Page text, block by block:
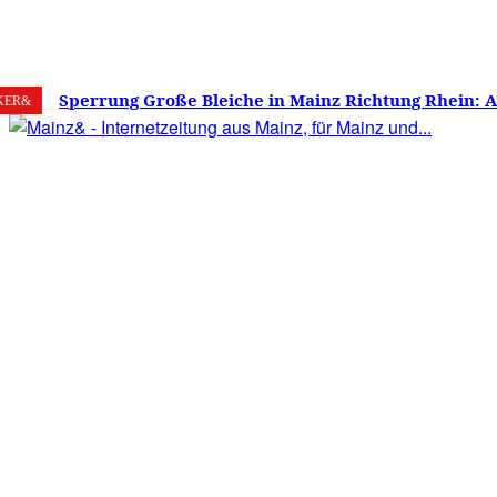
8. August 2026 19.3 Mainz
Sperrung Große Bleiche in Mainz Richtung Rhein:
verwirrt, Mainzer stinksauer – Haben die Mainzer